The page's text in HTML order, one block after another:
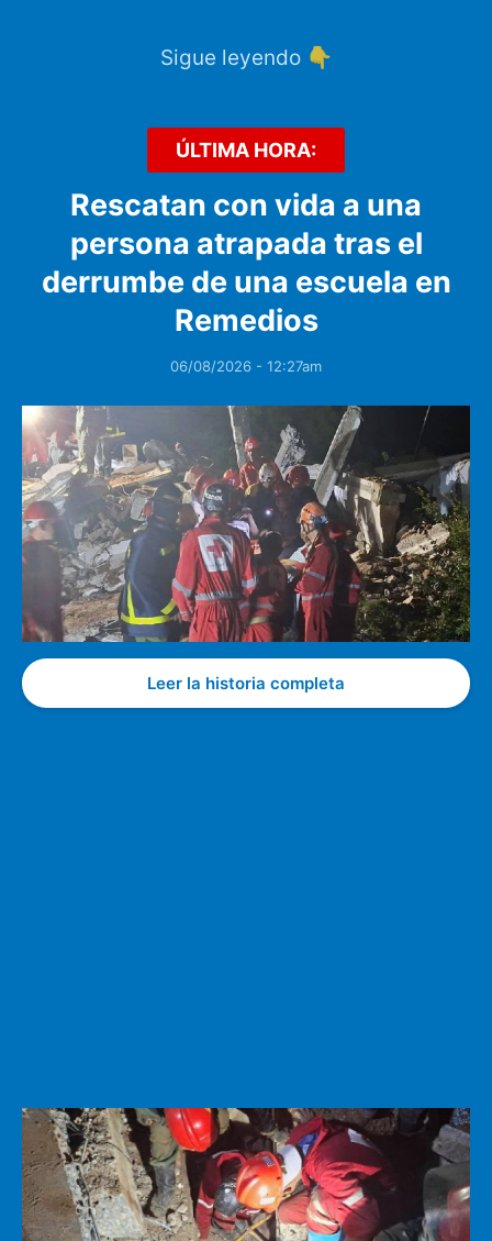
Sigue leyendo 👇